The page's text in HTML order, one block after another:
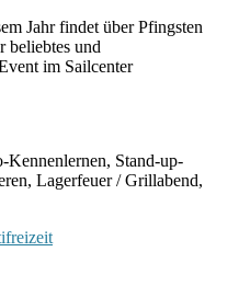
Jahr findet über Pfingsten
beliebtes und
im Sailcenter
Kennenlernen, Stand-up-
Lagerfeuer / Grillabend,